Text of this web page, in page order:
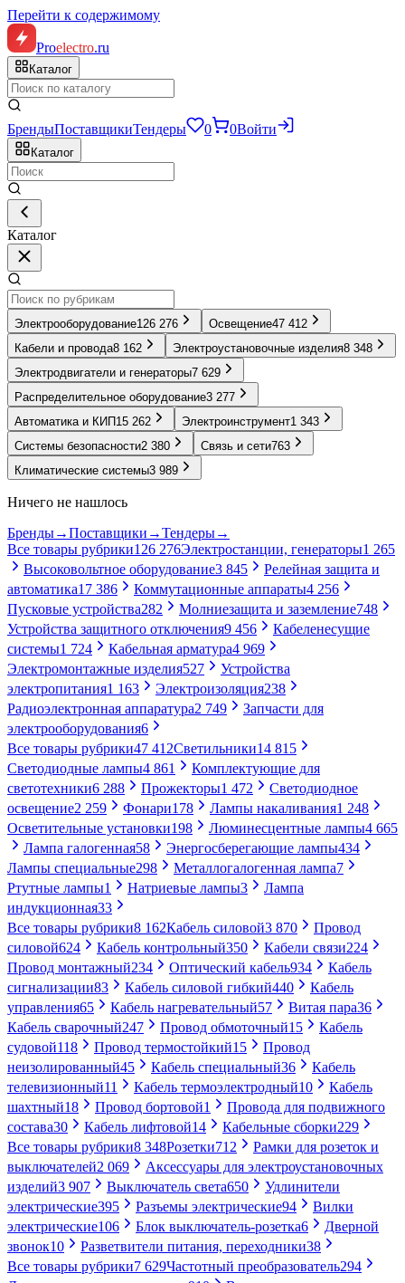
Перейти к содержимому
Proelectro.ru
Каталог
БрендыПоставщикиТендеры 0 0Войти
Каталог
Каталог
Электрооборудование126 276 Освещение47 412
Кабели и провода8 162 Электроустановочные изделия8 348
Электродвигатели и генераторы7 629
Распределительное оборудование3 277
Автоматика и КИП 15 262 Электроинструмент1 343
Системы безопасности2 380 Связь и сети763
Климатические системы3 989
Ничего не нашлось
Бренды→Поставщики →Тендеры→
Все товары рубрики126 276Электростанции, генераторы1 265
Высоковольтное оборудование3 845
Релейная защита и
автоматика17 386 Коммутационные аппараты4 256
Пусковые устройства282 Молниезащита и заземление748
Устройства защитного отключения9 456
Кабеленесущие
системы1 724 Кабельная арматура4 969
Электромонтажные изделия527
Устройства
электропитания1 163 Электроизоляция238
Радиоэлектронная аппаратура2 749
Запчасти для
электрооборудования6
Все товары рубрики47 412Светильники14 815
Светодиодные лампы4 861
Комплектующие для
светотехники6 288 Прожекторы1 472
Светодиодное
освещение2 259 Фонари178 Лампы накаливания1 248
Осветительные установки198 Люминесцентные лампы4 665
Лампа галогенная58 Энергосберегающие лампы434
Лампы специальные298 Металлогалогенная лампа7
Ртутные лампы1 Натриевые лампы3
Лампа
индукционная33
Все товары рубрики8 162Кабель силовой3 870
Провод
силовой624 Кабель контрольный350 Кабели связи224
Провод монтажный234 Оптический кабель934
Кабель
сигнализации83 Кабель силовой гибкий440
Кабель
управления65 Кабель нагревательный57 Витая пара36
Кабель сварочный247 Провод обмоточный15
Кабель
судовой118 Провод термостойкий15
Провод
неизолированный45 Кабель специальный36
Кабель
телевизионный11 Кабель термоэлектродный10
Кабель
шахтный18 Провод бортовой1
Провода для подвижного
состава30 Кабель лифтовой14 Кабельные сборки229
Все товары рубрики8 348Розетки712
Рамки для розеток и
выключателей2 069
Аксессуары для электроустановочных
изделий3 907 Выключатель света650
Удлинители
электрические395 Разъемы электрические94
Вилки
электрические106 Блок выключатель-розетка6
Дверной
звонок10 Разветвители питания, переходники38
Все товары рубрики7 629Частотный преобразователь294